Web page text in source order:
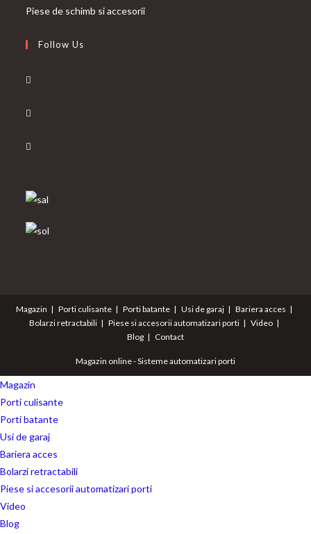
Piese de schimb si accesorii
Follow Us
new
tab
Magazin Porti culisante Porti batante Usi de garaj
Bariera acces
Bolarzi retractabili
Piese si accesorii automatizari porti
Video
Blog
Contact
Magazin online - Sisteme automatizari porti
Magazin
Porti culisante
Porti batante
Usi de garaj
Bariera acces
Bolarzi retractabili
Piese si accesorii automatizari porti
Video
Blog